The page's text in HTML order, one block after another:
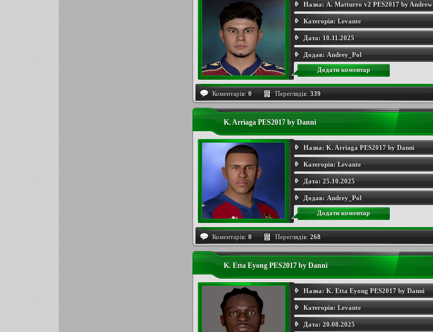
Назва: A. Matturro v2 PES2017 by Andrew
Категорія: Levante
Дата: 10.11.2025
Додав: Andrey_Pol
Додати коментар
Коментарів: 0 Переглядів: 339
K. Arriaga PES2017 by Danni
Назва: K. Arriaga PES2017 by Danni
Категорія: Levante
Дата: 25.10.2025
Додав: Andrey_Pol
Додати коментар
Коментарів: 0 Переглядів: 268
K. Etta Eyong PES2017 by Danni
Назва: K. Etta Eyong PES2017 by Danni
Категорія: Levante
Дата: 20.08.2025